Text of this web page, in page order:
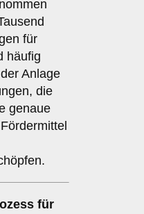
für
häufig
Anlage
die
genaue
für